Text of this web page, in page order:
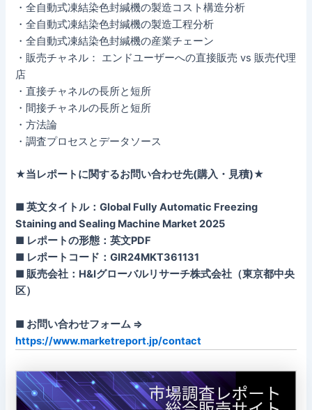
・全自動式凍結染色封緘機の製造コスト構造分析
・全自動式凍結染色封緘機の製造工程分析
・全自動式凍結染色封緘機の産業チェーン
・販売チャネル： エンドユーザーへの直接販売 vs 販売代理
店
・直接チャネルの長所と短所
・間接チャネルの長所と短所
・方法論
・調査プロセスとデータソース
★当レポートに関するお問い合わせ先(購入・見積)★
■ 英文タイトル：Global Fully Automatic Freezing
Staining and Sealing Machine Market 2025
■ レポートの形態：英文PDF
■ レポートコード：GIR24MKT361131
■ 販売会社：H&Iグローバルリサーチ株式会社（東京都中央
区）
■ お問い合わせフォーム ⇒
https://www.marketreport.jp/contact